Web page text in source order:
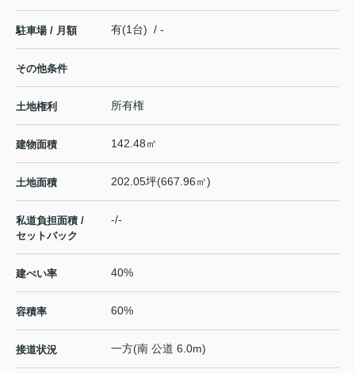
駐車場 / 月額 有(1台) / -
その他条件
土地権利 所有権
建物面積 142.48㎡
土地面積 202.05坪(667.96㎡)
私道負担面積 /
セットバック
-/-
建ぺい率 40%
容積率 60%
接道状況 一方(南 公道 6.0m)